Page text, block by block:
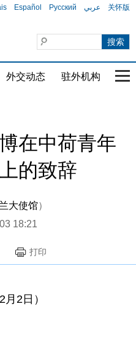
Español Русский عربي 关怀版
外交动态 驻外机构 国
在中荷青年
的致辞
大使馆）
18:21
打印
月2日）